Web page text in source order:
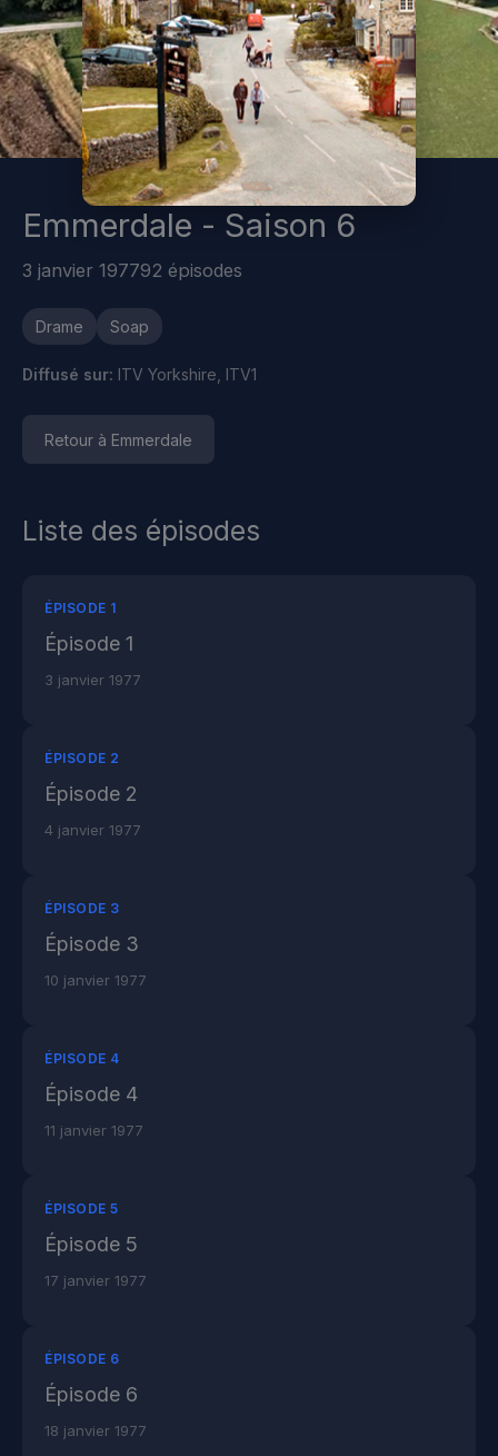
Emmerdale - Saison 6
3 janvier 197792 épisodes
Drame Soap
Diffusé sur: ITV Yorkshire, ITV1
Retour à Emmerdale
Liste des épisodes
ÉPISODE 1
Épisode 1
3 janvier 1977
ÉPISODE 2
Épisode 2
4 janvier 1977
ÉPISODE 3
Épisode 3
10 janvier 1977
ÉPISODE 4
Épisode 4
11 janvier 1977
ÉPISODE 5
Épisode 5
17 janvier 1977
ÉPISODE 6
Épisode 6
18 janvier 1977